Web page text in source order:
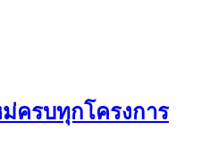
ครบทุกโครงการ